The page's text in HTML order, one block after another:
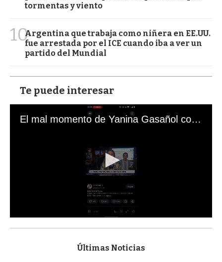
tormentas y viento
10Argentina que trabaja como niñera en EE.UU.
fue arrestada por el ICE cuando iba a ver un
partido del Mundial
Te puede interesar
El mal momento de Yanina Gasañol con un hincha argentino en "Subrayado"
s
Últimas Noticias